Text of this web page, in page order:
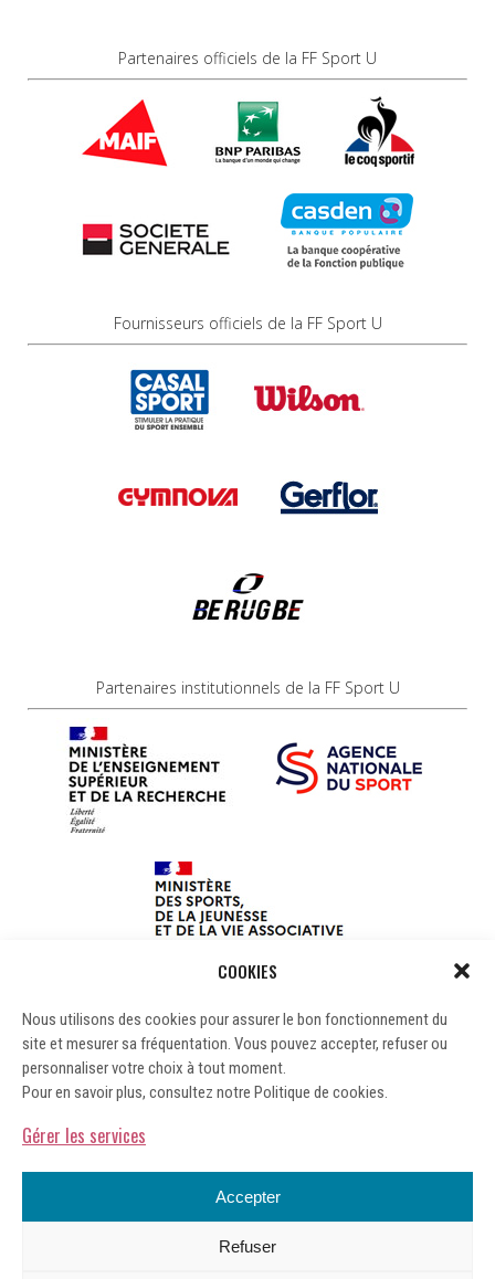
COOKIES
Nous utilisons des cookies pour assurer le bon fonctionnement du
site et mesurer sa fréquentation. Vous pouvez accepter, refuser ou
personnaliser votre choix à tout moment.
Pour en savoir plus, consultez notre Politique de cookies.
Gérer les services
Accepter
Refuser
Partenaires officiels de la FF Sport U
Fournisseurs officiels de la FF Sport U
Partenaires institutionnels de la FF Sport U